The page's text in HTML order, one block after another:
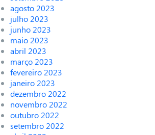
agosto 2023
julho 2023
junho 2023
maio 2023
abril 2023
março 2023
fevereiro 2023
janeiro 2023
dezembro 2022
novembro 2022
outubro 2022
setembro 2022